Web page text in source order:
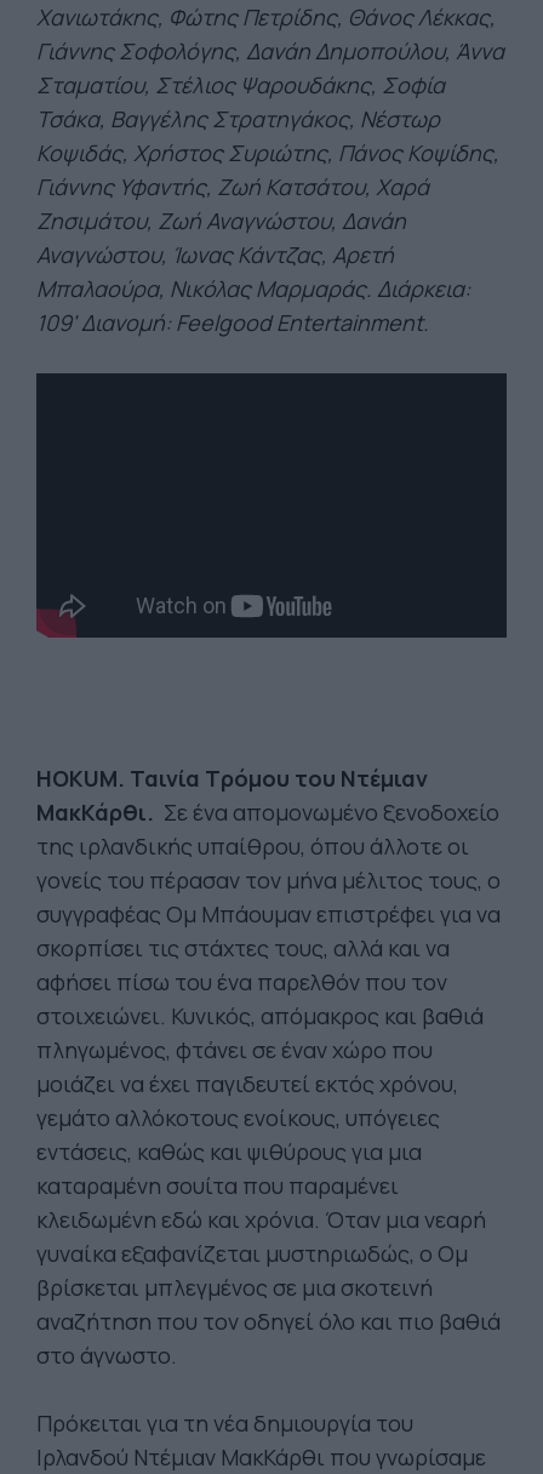
Χανιωτάκης, Φώτης Πετρίδης, Θάνος Λέκκας,
Γιάννης Σοφολόγης, Δανάη Δημοπούλου, Άννα
Σταματίου, Στέλιος Ψαρουδάκης, Σοφία
Τσάκα, Βαγγέλης Στρατηγάκος, Νέστωρ
Κοψιδάς, Χρήστος Συριώτης, Πάνος Κοψίδης,
Γιάννης Υφαντής, Ζωή Κατσάτου, Χαρά
Ζησιμάτου, Ζωή Αναγνώστου, Δανάη
Αναγνώστου, Ίωνας Κάντζας, Αρετή
Μπαλαούρα, Νικόλας Μαρμαράς. Διάρκεια:
109' Διανομή: Feelgood Entertainment.
HOKUM. Ταινία Τρόμου του Ντέμιαν
ΜακΚάρθι. Σε ένα απομονωμένο ξενοδοχείο
της ιρλανδικής υπαίθρου, όπου άλλοτε οι
γονείς του πέρασαν τον μήνα μέλιτος τους, ο
συγγραφέας Ομ Μπάουμαν επιστρέφει για να
σκορπίσει τις στάχτες τους, αλλά και να
αφήσει πίσω του ένα παρελθόν που τον
στοιχειώνει. Κυνικός, απόμακρος και βαθιά
πληγωμένος, φτάνει σε έναν χώρο που
μοιάζει να έχει παγιδευτεί εκτός χρόνου,
γεμάτο αλλόκοτους ενοίκους, υπόγειες
εντάσεις, καθώς και ψιθύρους για μια
καταραμένη σουίτα που παραμένει
κλειδωμένη εδώ και χρόνια. Όταν μια νεαρή
γυναίκα εξαφανίζεται μυστηριωδώς, ο Ομ
βρίσκεται μπλεγμένος σε μια σκοτεινή
αναζήτηση που τον οδηγεί όλο και πιο βαθιά
στο άγνωστο.
Πρόκειται για τη νέα δημιουργία του
Ιρλανδού Ντέμιαν ΜακΚάρθι που γνωρίσαμε